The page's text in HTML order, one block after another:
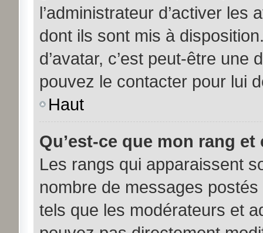
l’administrateur d’activer
dont ils sont mis à
d’avatar, c’est peut-être une
pouvez le contacter pour lui
Haut
Qu’est-ce que mon rang
Les rangs qui apparaissent
nombre de messages
tels que les modérateurs et